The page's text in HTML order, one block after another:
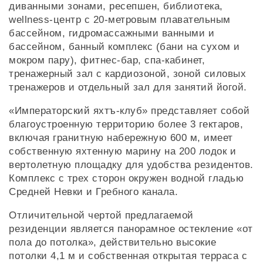
диванными зонами, ресепшен, библиотека,
wellness-центр с 20-метровым плавательным
бассейном, гидромассажными ванными и
бассейном, банный комплекс (бани на сухом и
мокром пару), фитнес-бар, спа-кабинет,
тренажерный зал с кардиозоной, зоной силовых
тренажеров и отдельный зал для занятий йогой.
«Императорский яхтъ-клуб» представляет собой
благоустроенную территорию более 3 гектаров,
включая гранитную набережную 600 м, имеет
собственную яхтенную марину на 200 лодок и
вертолетную площадку для удобства резидентов.
Комплекс с трех сторон окружен водной гладью
Средней Невки и Гребного канала.
Отличительной чертой предлагаемой
резиденции является панорамное остекление «от
пола до потолка», действительно высокие
потолки 4,1 м и собственная открытая терраса с